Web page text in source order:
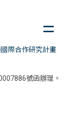
際合作研究計畫
號函辦理。